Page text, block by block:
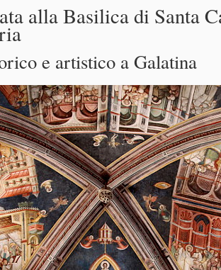
alla Basilica di Santa
e artistico a Galatina